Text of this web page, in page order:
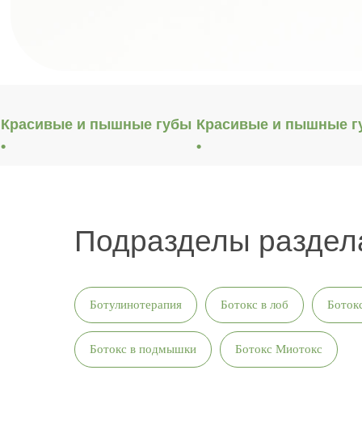
Красивые и пышные
•
Красивые и пышные губы
•
Подразделы
Ботулинотерапия Ботокс в лоб
Ботокс в подмышки Ботокс Миотокс